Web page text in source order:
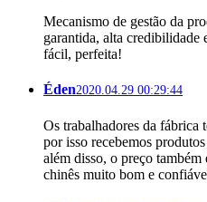
Mecanismo de gestão da
garantida, alta credibilidade
fácil, perfeita!
Éden2020.04.29 00:29:44
Os trabalhadores da fábrica
por isso recebemos
além disso, o preço também
chinês muito bom e